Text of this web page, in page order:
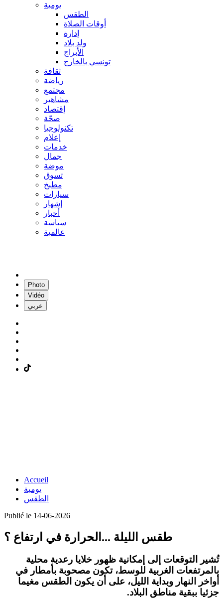
يومية
الطقس
أوقات الصلاة
إدارة
ولد بلاد
الأبراج
تونسي بالخارج
ثقافة
رياضة
مجتمع
مشاهير
إقتصاد
صحّة
تكنولوجيا
إعلام
خدمات
جمال
موضة
تسوق
مطبخ
سيارات
إشهار
أخبار
سياسة
عالمية
Photo
Vidéo
عربي
Accueil
يومية
الطقس
Publié le 14-06-2026
طقس الليلة ...الحرارة في ارتفاع ؟
تُشير التوقعات إلى إمكانية ظهور خلايا رعدية محلية
بالمرتفعات الغربية للوسط، تكون مصحوبة بأمطار في
أواخر النهار وبداية الليل، على أن يكون الطقس مغيما
جزئيا ببقية مناطق البلاد.